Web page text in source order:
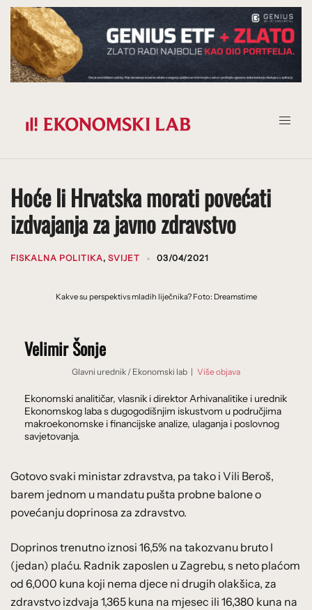
Prijeđi
na
sadržaj
Hoće li Hrvatska morati povećati
izdvajanja za javno zdravstvo
FISKALNA POLITIKA, SVIJET 03/04/2021
Kakve su perspektivs mladih liječnika? Foto: Dreamstime
Velimir Šonje
Glavni urednik / Ekonomski lab | Više objava
Ekonomski analitičar, vlasnik i direktor Arhivanalitike i urednik
Ekonomskog laba s dugogodišnjim iskustvom u područjima
makroekonomske i financijske analize, ulaganja i poslovnog
savjetovanja.
Gotovo svaki ministar zdravstva, pa tako i Vili Beroš,
barem jednom u mandatu pušta probne balone o
povećanju doprinosa za zdravstvo.
Doprinos trenutno iznosi 16,5% na takozvanu bruto I
(jedan) plaću. Radnik zaposlen u Zagrebu, s neto plaćom
od 6,000 kuna koji nema djece ni drugih olakšica, za
zdravstvo izdvaja 1,365 kuna na mjesec ili 16,380 kuna na